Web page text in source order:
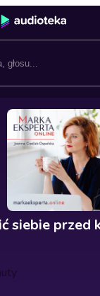
siebie przed